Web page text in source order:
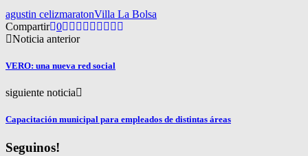
agustin celizmaratonVilla La Bolsa
Compartir 0
Noticia anterior
VERO: una nueva red social
siguiente noticia
Capacitación municipal para empleados de distintas áreas
Seguinos!